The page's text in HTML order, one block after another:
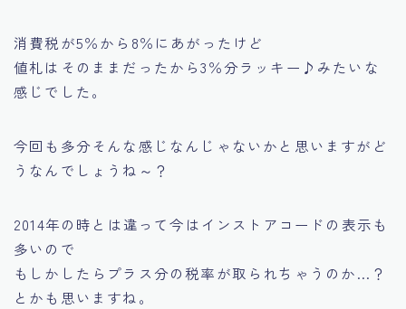
消費税が5％から8％にあがったけど
値札はそのままだったから3％分ラッキー♪みたいな
感じでした。
今回も多分そんな感じなんじゃないかと思いますがど
うなんでしょうね～？
2014年の時とは違って今はインストアコードの表示も
多いので
もしかしたらプラス分の税率が取られちゃうのか…？
とかも思いますね。